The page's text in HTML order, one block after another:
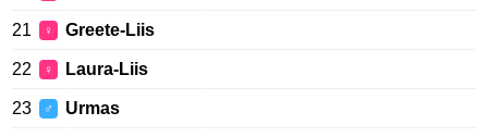
21 ♀ Greete-Liis
22 ♀ Laura-Liis
23 ♂ Urmas